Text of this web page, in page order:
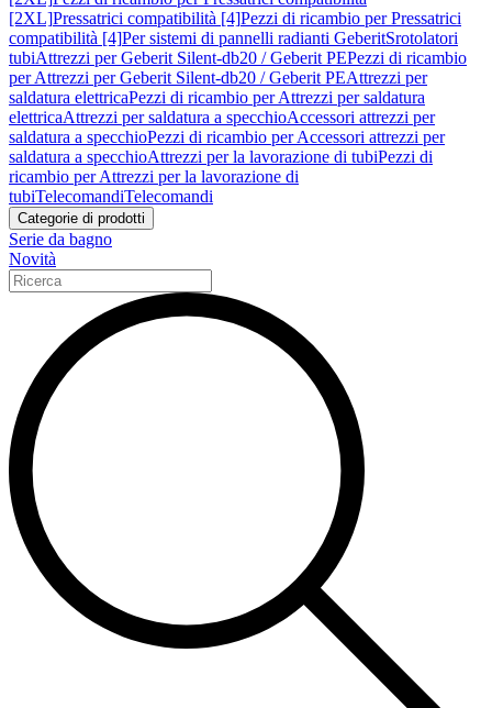
[2XL]Pressatrici compatibilità [4]Pezzi di ricambio per Pressatrici
compatibilità [4]Per sistemi di pannelli radianti GeberitSrotolatori
tubiAttrezzi per Geberit Silent-db20 / Geberit PEPezzi di ricambio
per Attrezzi per Geberit Silent-db20 / Geberit PEAttrezzi per
saldatura elettricaPezzi di ricambio per Attrezzi per saldatura
elettricaAttrezzi per saldatura a specchioAccessori attrezzi per
saldatura a specchioPezzi di ricambio per Accessori attrezzi per
saldatura a specchioAttrezzi per la lavorazione di tubiPezzi di
ricambio per Attrezzi per la lavorazione di
tubiTelecomandiTelecomandi
Categorie di prodotti
Serie da bagno
Novità